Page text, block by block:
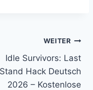
WEITER
Idle Survivors: Last
Stand Hack Deutsch
2026 – Kostenlose